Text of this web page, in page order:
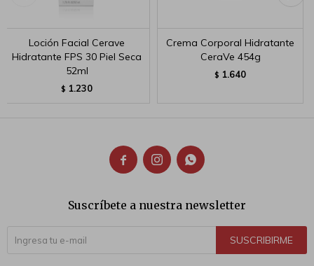
Loción Facial Cerave
Hidratante FPS 30 Piel Seca
52ml
$ 1.230
Crema Corporal Hidratante
CeraVe 454g
$ 1.640
  
Suscríbete a nuestra newsletter
SUSCRIBIRME